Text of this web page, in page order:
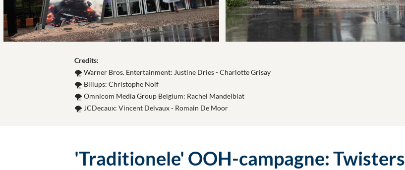
Credits:
🌪️ Warner Bros. Entertainment: Justine Dries - Charlotte Grisay
🌪️ Billups: Christophe Nolf
🌪️ Omnicom Media Group Belgium: Rachel Mandelblat
🌪️ JCDecaux: Vincent Delvaux - Romain De Moor
'Traditionele' OOH-campagne: Twisters